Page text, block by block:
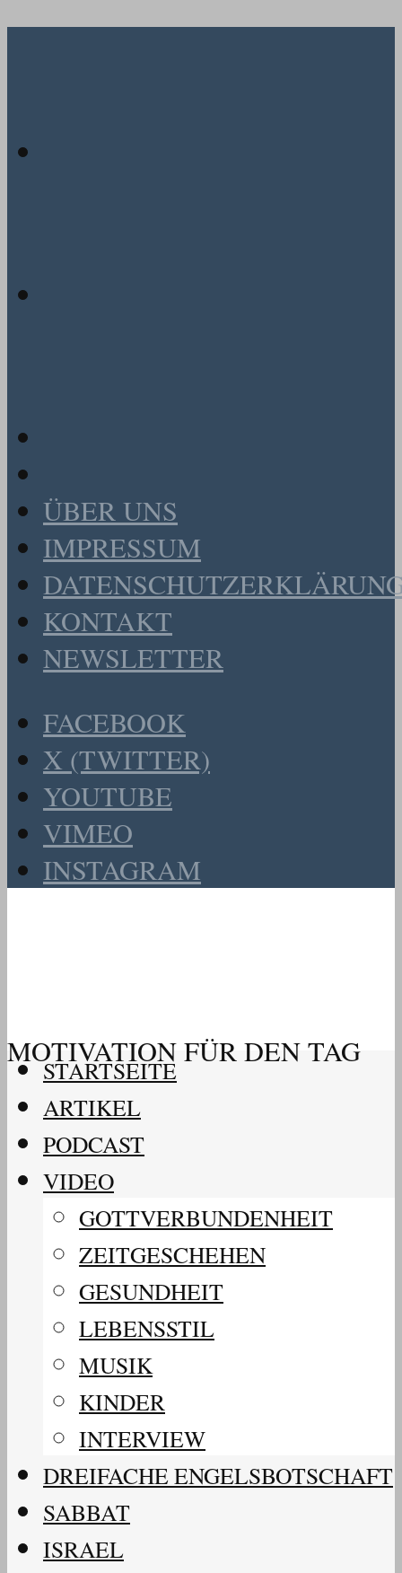
ÜBER UNS
IMPRESSUM
KONTAKT
NEWSLETTER
FACEBOOK
X (TWITTER)
YOUTUBE
VIMEO
INSTAGRAM
MOTIVATION FÜR DEN TAG
STARTSEITE
ARTIKEL
PODCAST
VIDEO
GOTTVERBUNDENHEIT
ZEITGESCHEHEN
GESUNDHEIT
LEBENSSTIL
MUSIK
KINDER
INTERVIEW
DREIFACHE ENGELSBOTSCHAFT
SABBAT
ISRAEL